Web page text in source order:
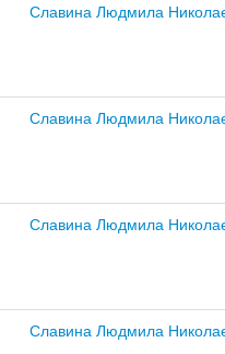
Славина Людмила
Славина Людмила
Славина Людмила
Славина Людмила